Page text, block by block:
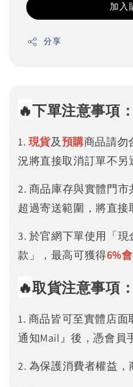
加入
分享
🔥下單注意事項：
1. 現貨及預購商品請勿
況將直接取消訂單不另
2. 商品庫存與實體門
超過寄送範圍，將直接
3. 於官網下單使用「
款」，最高可獲得6%
🔥取貨注意事項：
1. 商品皆可至實體店
通知Mail』後，憑會員
2. 為保護消費者權益，